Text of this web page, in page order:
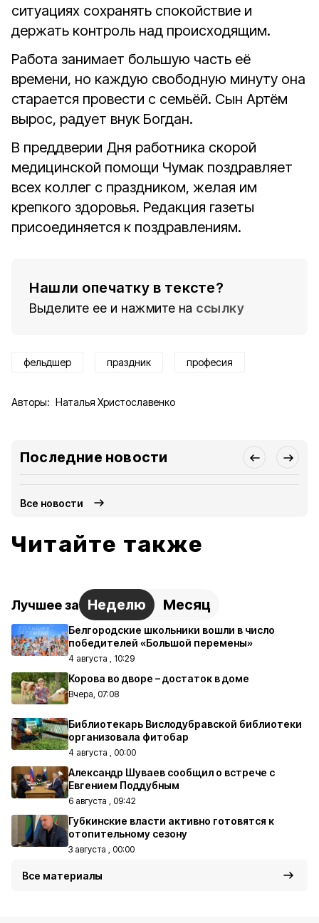
ситуациях сохранять спокойствие и
держать контроль над происходящим.
Работа занимает большую часть её
времени, но каждую свободную минуту она
старается провести с семьёй. Сын Артём
вырос, радует внук Богдан.
В преддверии Дня работника скорой
медицинской помощи Чумак поздравляет
всех коллег с праздником, желая им
крепкого здоровья. Редакция газеты
присоединяется к поздравлениям.
Нашли опечатку в тексте?
Выделите ее и нажмите на ссылку
фельдшер праздник професия
Авторы: Наталья Христославенко
Последние новости
Все новости
Читайте также
Лучшее за Неделю Месяц
Белгородские школьники вошли в число
победителей «Большой перемены»
4 августа , 10:29
Корова во дворе – достаток в доме
Вчера, 07:08
Библиотекарь Вислодубравской библиотеки
организовала фитобар
4 августа , 00:00
Александр Шуваев сообщил о встрече с
Евгением Поддубным
6 августа , 09:42
Губкинские власти активно готовятся к
отопительному сезону
3 августа , 00:00
Все материалы